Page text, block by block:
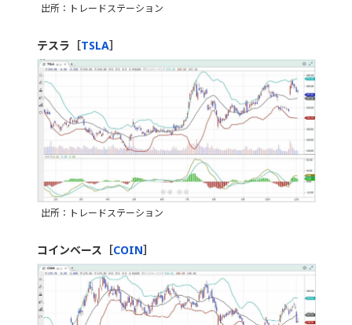
出所：トレードステーション
テスラ［TSLA］
出所：トレードステーション
コインベース［COIN］